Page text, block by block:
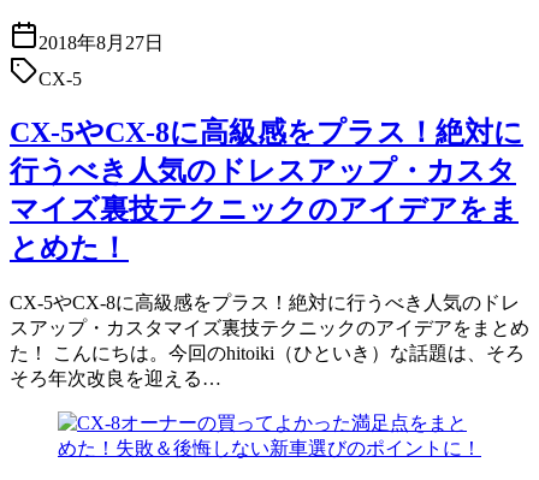
2018年8月27日
CX-5
CX-5やCX-8に高級感をプラス！絶対に
行うべき人気のドレスアップ・カスタ
マイズ裏技テクニックのアイデアをま
とめた！
CX-5やCX-8に高級感をプラス！絶対に行うべき人気のドレ
スアップ・カスタマイズ裏技テクニックのアイデアをまとめ
た！ こんにちは。今回のhitoiki（ひといき）な話題は、そろ
そろ年次改良を迎える…